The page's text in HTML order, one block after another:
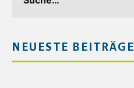
NEUESTE BEITRÄGE